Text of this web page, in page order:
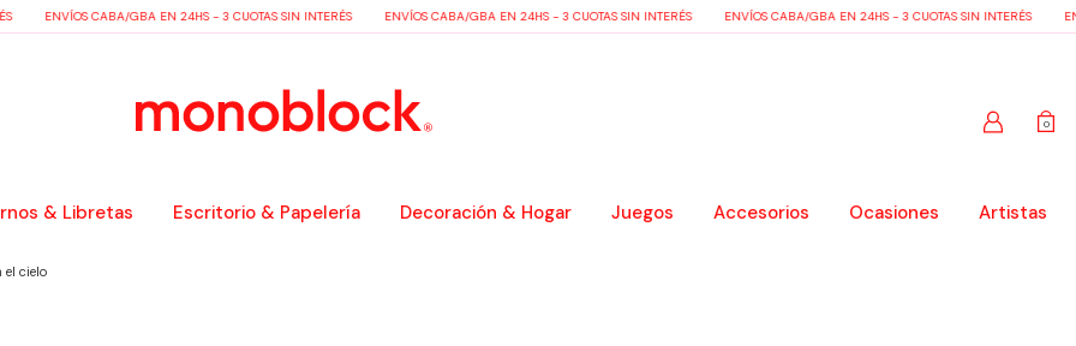
ENVÍOS CABA/GBA EN 24HS - 3 CUOTAS SIN INTERÉS ENVÍOS CABA/GBA EN 24HS - 3 CUOTAS SIN INTERÉS ENVÍOS CABA/GBA EN 24HS - 3 CUOTAS SIN INTERÉS
0
& Libretas Escritorio & Papelería Decoración & Hogar Juegos Accesorios Ocasiones Artistas
el cielo